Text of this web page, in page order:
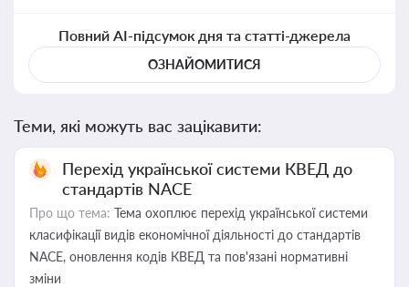
Повний AI-підсумок дня та статті-джерела
ОЗНАЙОМИТИСЯ
Теми, які можуть вас зацікавити:
Перехід української системи КВЕД до
стандартів NACE
Про що тема: Тема охоплює перехід української системи
класифікації видів економічної діяльності до стандартів
NACE, оновлення кодів КВЕД та пов'язані нормативні
зміни